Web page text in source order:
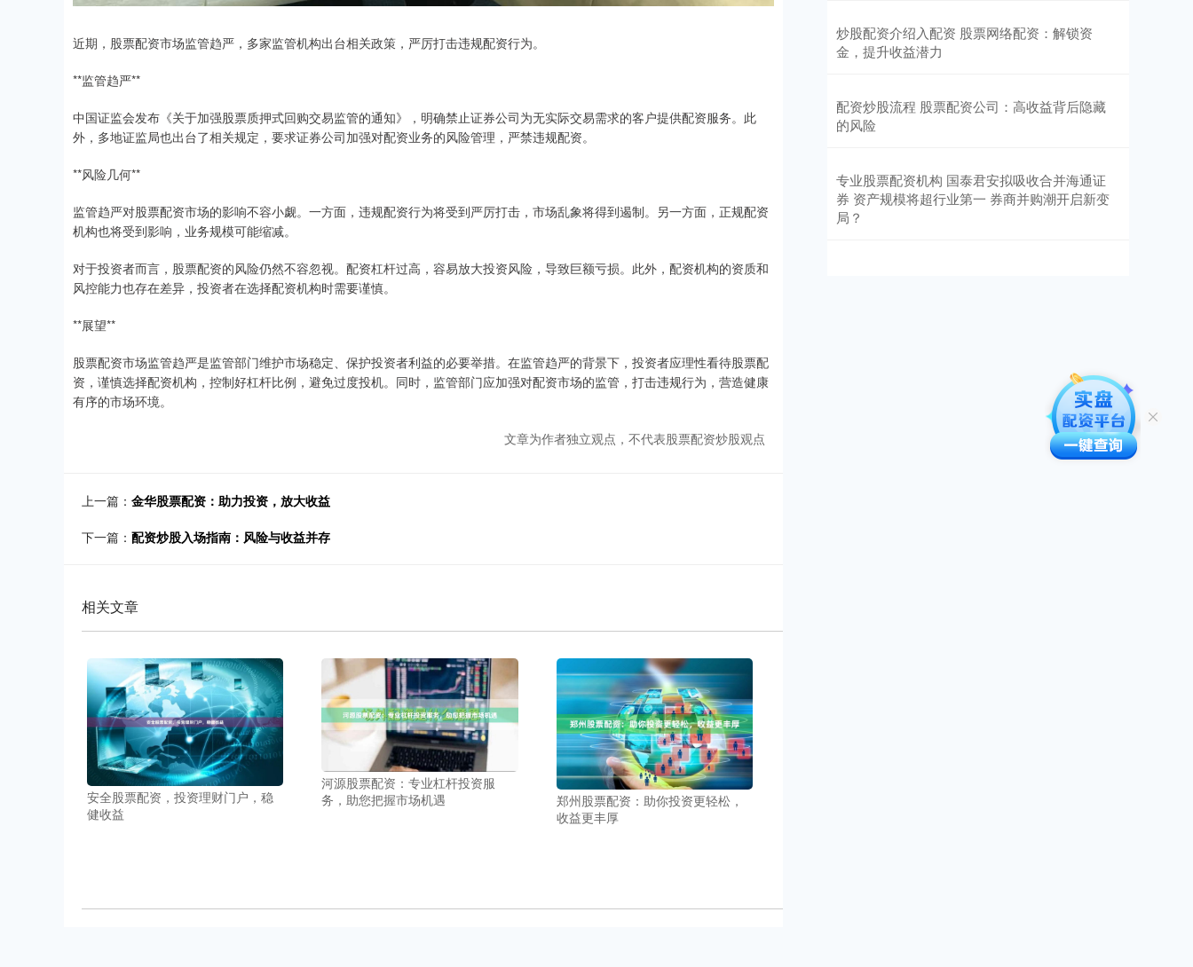
近期，股票配资市场监管趋严，多家监管机构出台相关政策，严厉打击违规配资行为。
**监管趋严**
中国证监会发布《关于加强股票质押式回购交易监管的通知》，明确禁止证券公司为无实际交易需求的客户提供配资服务。此
外，多地证监局也出台了相关规定，要求证券公司加强对配资业务的风险管理，严禁违规配资。
**风险几何**
监管趋严对股票配资市场的影响不容小觑。一方面，违规配资行为将受到严厉打击，市场乱象将得到遏制。另一方面，正规配资
机构也将受到影响，业务规模可能缩减。
对于投资者而言，股票配资的风险仍然不容忽视。配资杠杆过高，容易放大投资风险，导致巨额亏损。此外，配资机构的资质和
风控能力也存在差异，投资者在选择配资机构时需要谨慎。
**展望**
股票配资市场监管趋严是监管部门维护市场稳定、保护投资者利益的必要举措。在监管趋严的背景下，投资者应理性看待股票配
资，谨慎选择配资机构，控制好杠杆比例，避免过度投机。同时，监管部门应加强对配资市场的监管，打击违规行为，营造健康
有序的市场环境。
文章为作者独立观点，不代表股票配资炒股观点
上一篇： 金华股票配资：助力投资，放大收益
下一篇： 配资炒股入场指南：风险与收益并存
相关文章
安全股票配资，投资理财门户，稳
健收益
河源股票配资：专业杠杆投资服
务，助您把握市场机遇
郑州股票配资：助你投资更轻松，
收益更丰厚
炒股配资介绍入配资 股票网络配资：解锁资
金，提升收益潜力
配资炒股流程 股票配资公司：高收益背后隐藏
的风险
专业股票配资机构 国泰君安拟吸收合并海通证
券 资产规模将超行业第一 券商并购潮开启新变
局？